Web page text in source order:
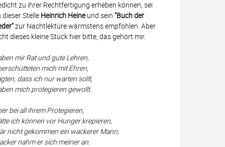
zu ihrer Rechtfertigung erheben können, sei
dieser Stelle Heinrich Heineund sein "Buch der
zur Nachtlektüre wärmstens empfohlen. Aber
dieses kleine Stück hier bitte, das gehört mir.
mir Rat und gute Lehren,
mich mit Ehren,
dass ich nur warten sollt,
mich protegieren gewollt.
bei all ihrem Protegieren,
ich können vor Hunger krepieren,
nicht gekommen ein wackerer Mann,
nahm er sich meiner an.